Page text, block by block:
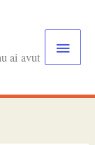
ai avut
Main